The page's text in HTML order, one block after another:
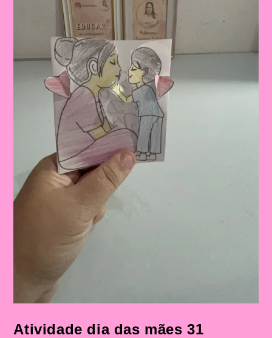
Atividade dia das mães 31